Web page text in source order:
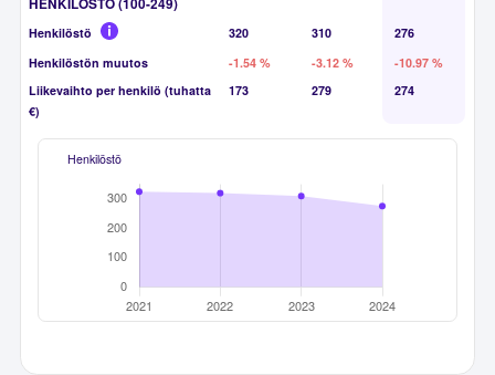
Henkilöstö 320 310
276
Henkilöstön muutos
-1.54 % -3.12 %
-10.97 %
Liikevaihto per henkilö (tuhatta
€)
173 279 274
Henkilöstö